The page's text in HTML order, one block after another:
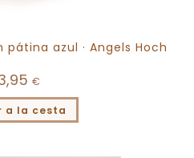
azul · Angels Hoch
€
a la cesta